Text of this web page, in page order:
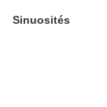
Sinuosités